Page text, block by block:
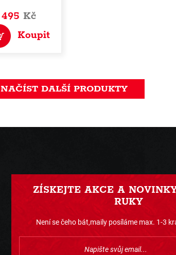
495 Kč
Koupit
NAČÍST DALŠÍ PRODUKTY
ZÍSKEJTE AKCE A
RUKY
Není se čeho bát,maily posíláme max. 1-3